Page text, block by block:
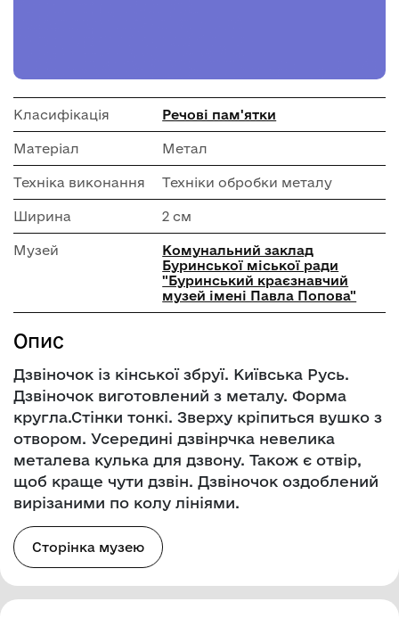
Класифікація Речові пам'ятки
Матеріал Метал
Техніка виконання Техніки обробки металу
Ширина 2 см
Музей
Комунальний заклад
Буринської міської ради
"Буринський краєзнавчий
музей імені Павла Попова"
Опис
Дзвіночок із кінської збруї. Київська Русь.
Дзвіночок виготовлений з металу. Форма
кругла.Стінки тонкі. Зверху кріпиться вушко з
отвором. Усередині дзвінрчка невелика
металева кулька для дзвону. Також є отвір,
щоб краще чути дзвін. Дзвіночок оздоблений
вирізаними по колу лініями.
Сторінка музею